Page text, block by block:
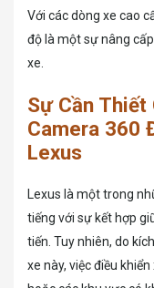
Với các dòng xe cao
độ là một sự nâng
xe.
Sự Cần
Camera 360
Lexus
Lexus là một trong
tiếng với sự kết hợp
tiến. Tuy nhiên, do
xe này, việc điều